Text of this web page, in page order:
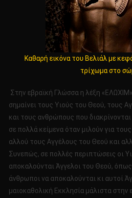
Καθαρή εικόνα του Βελιάλ με
τρίχωμα στο
Στην εβραϊκή Γλώσσα η λέξη «ΕΛΩΧΙΜ»
σημαίνει τους Υιούς του Θεού, τους
και τους ανθρώπους που
σε πολλά κείμενα όταν μιλούν για
αλλού τους Αγγέλους του Θεού και
Συνεπώς, σε πολ­λές περιπτώσεις οι
αποκαλούνται Άγγελοι του Θεού, όπως
άνθρωποι να αποκαλούνται κι αυτοί
μαιοκαθολική Εκκλησία μάλιστα στην